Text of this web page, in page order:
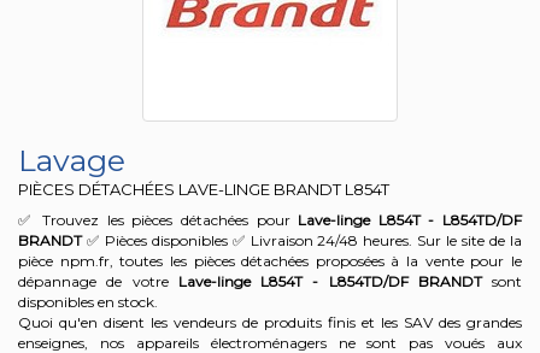
Lavage
PIÈCES DÉTACHÉES LAVE-LINGE BRANDTL854T
✅ Trouvez les pièces détachées pour Lave-linge L854T - L854TD/DF
BRANDT ✅ Pièces disponibles ✅ Livraison 24/48 heures. Sur le site de la
pièce npm.fr, toutes les pièces détachées proposées à la vente pour le
dépannage de votre Lave-linge L854T - L854TD/DF BRANDTsont
disponibles en stock.
Quoi qu'en disent les vendeurs de produits finis et les SAV des grandes
enseignes, nos appareils électroménagers ne sont pas voués aux